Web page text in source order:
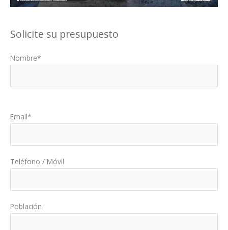
Solicite su presupuesto
Nombre*
Email*
Teléfono / Móvil
Población